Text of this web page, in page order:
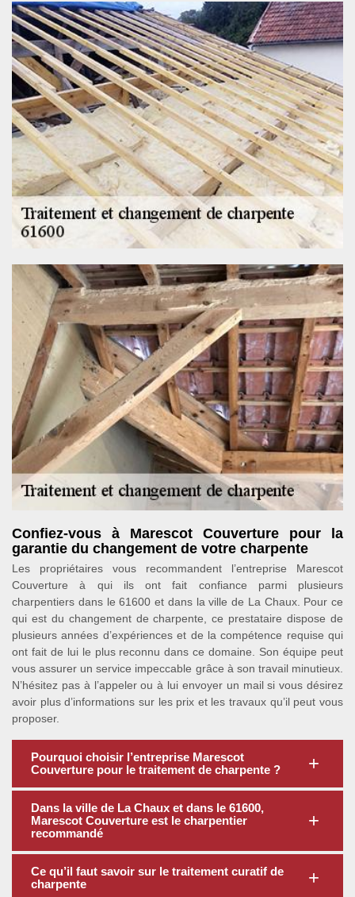
Confiez-vous à Marescot Couverture pour la
garantie du changement de votre charpente
Les propriétaires vous recommandent l’entreprise Marescot
Couverture à qui ils ont fait confiance parmi plusieurs
charpentiers dans le 61600 et dans la ville de La Chaux. Pour ce
qui est du changement de charpente, ce prestataire dispose de
plusieurs années d’expériences et de la compétence requise qui
ont fait de lui le plus reconnu dans ce domaine. Son équipe peut
vous assurer un service impeccable grâce à son travail minutieux.
N’hésitez pas à l’appeler ou à lui envoyer un mail si vous désirez
avoir plus d’informations sur les prix et les travaux qu’il peut vous
proposer.
Pourquoi choisir l’entreprise Marescot
Couverture pour le traitement de charpente ?
Dans la ville de La Chaux et dans le 61600,
Marescot Couverture est le charpentier
recommandé
Ce qu’il faut savoir sur le traitement curatif de
charpente